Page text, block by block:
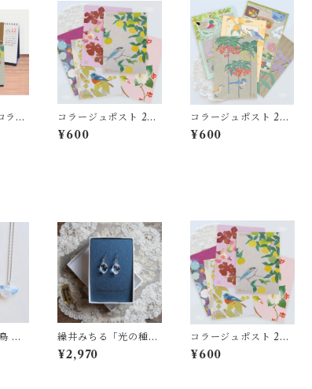
ラー
コラージュポスト 202
7年 草花添装 5枚Set
¥600
コラージュポスト 202
7年カレンダー 5枚Set
¥600
繰井みちる「光の種」
イヤリング
¥2,970
コラージュポスト 202
7年 草花添装 5枚Set
¥600